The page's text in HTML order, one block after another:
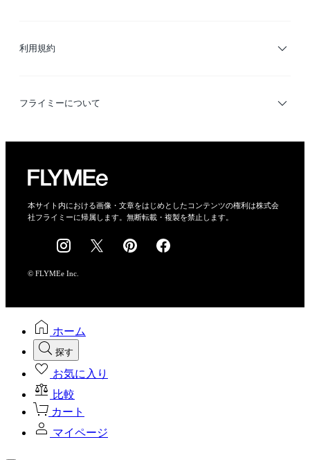
利用規約
利用規約
フライミーについて
会社概要
採用情報
本サイト内における画像・文章をはじめとしたコンテンツの権利は株式会
社フライミーに帰属します。無断転載・複製を禁止します。
© FLYMEe Inc.
ホーム
探す
お気に入り
比較
カート
マイページ